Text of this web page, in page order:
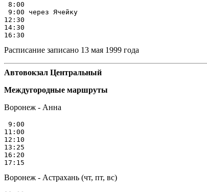
8:00
9:00 через Ячейку
12:30
14:30
Расписание записано 13 мая 1999 года
Автовокзал Центральный
Междугородные маршруты
Воронеж - Анна
9:00
11:00
12:10
13:25
16:20
Воронеж - Астрахань (чт, пт, вс)